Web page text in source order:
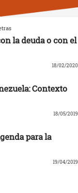
la deuda o con el
18/02/2020
Contexto
18/05/2019
para la
19/04/2019